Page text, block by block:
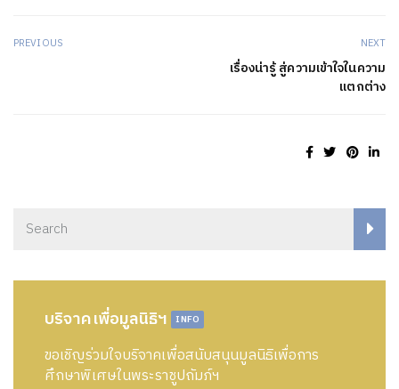
PREVIOUS NEXT
เรื่องน่ารู้ สู่ความเข้าใจในความ
แตกต่าง
บริจาคเพื่อมูลนิธิฯ INFO
ขอเชิญร่วมใจบริจาคเพื่อสนับสนุนมูลนิธิเพื่อการ
ศึกษาพิเศษในพระราชูปถัมภ์ฯ